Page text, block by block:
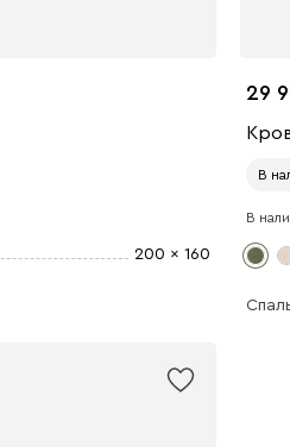
200 x 160
29
В
В